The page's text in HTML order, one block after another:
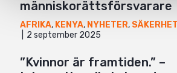
människorättsförsvarare
AFRIKA, KENYA, NYHETER, SÄKERHET
2 september 2025
”Kvinnor är framtiden.” –